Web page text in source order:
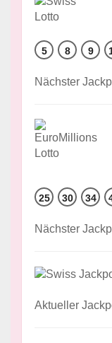
5 8 9
Nächster
25 30 34
Nächster
Aktueller